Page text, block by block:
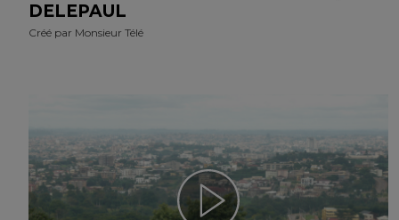
DELEPAUL
Créé par Monsieur Télé